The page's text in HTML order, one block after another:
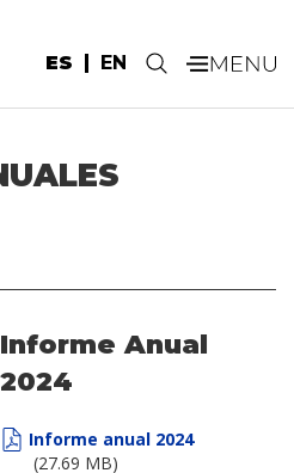
ES EN .
Informe Anual
2024
Informe anual 2024
(27.69 MB)